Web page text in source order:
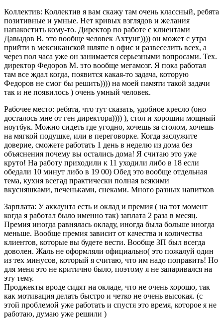
Коллектив: Коллектив я вам скажу там очень классный, ребята
позитивные и умные. Нет кривых взглядов и желания
напакостить кому-то. Директор по работе с клиентами
Давыдов В. это вообще человек Ахтунг)))) он может с утра
прийти в мексиканской шляпе в офис и развеселить всех, а
через пол часа уже он занимается серьезными вопросами. Тех.
директор Федоров М. это вообще мегамозг. Я пока работал
там все ждал когда, появится какая-то задача, которую
Федоров не смог бы решить)))) на моей памяти такой задачи
так и не появилось ) очень умный человек.
Рабочее место: ребята, что тут сказать, удобное кресло (оно
досталось мне от ген директора)))) ), стол и хорошии мощный
ноутбук. Можно сидеть где угодно, хочешь за столом, хочешь
на мягкой подушке, или в переговорке. Когда заслужите
доверие, сможете работать 1 день в неделю из дома без
объяснения почему вы остались дома! Я считаю это уже
круто! На работу приходили к 11 уходили либо в 18 если
обедали 10 минут либо в 19 00) Обед это вообще отдельная
тема, кухня всегад практически полная всякими
вкусняшками, печеньками, снеками. Много разных напитков
Зарплата: У аккаунта есть и оклад и премия ( на тот момент
когда я работал было именно так) заплата 2 раза в месяц.
Премия иногда равнялась окладу, иногда была больше иногда
меньше. Вообще премия зависит от качества и количества
клиентов, которые вы будете вести. Вообще ЗП был всегда
доволен. Жаль не оформляли официально( это пожалуй один
из тех минусов, который я считаю, что им надо поправить! Но
для меня это не критично было, поэтому я не запаривался на
эту тему.
Проджекты вроде сидят на окладе, что не очень хорошо, так
как мотивация делать быстро и четко не очень высокая. (с
этой проблемой уже работать и спустя это время, которое я не
работаю, думаю уже решили )